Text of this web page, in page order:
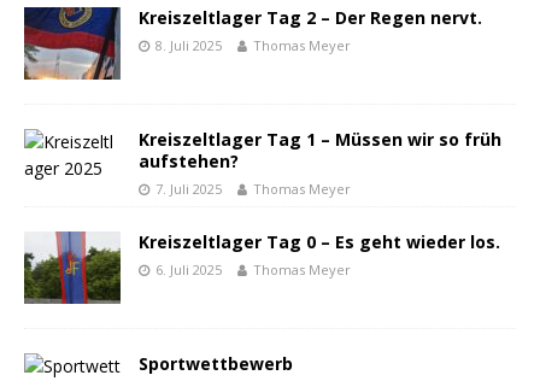
Kreiszeltlager Tag 2 – Der Regen nervt.
8. Juli 2025 Thomas Meyer
Kreiszeltlager Tag 1 – Müssen wir so früh
aufstehen?
7. Juli 2025 Thomas Meyer
Kreiszeltlager Tag 0 – Es geht wieder los.
6. Juli 2025 Thomas Meyer
Sportwettbewerb